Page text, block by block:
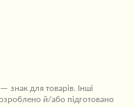
знак для товарів. Інші
й/або підготовано